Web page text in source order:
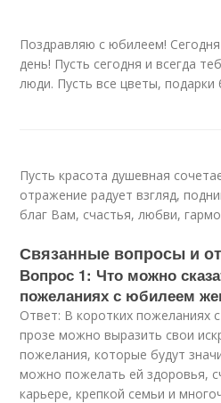
Поздравляю с юбилеем!
день! Пусть сегодня и всегда
люди. Пусть все цветы, подарки
Пусть красота душевная
отражение радует взгляд,
благ Вам, счастья, любви,
Связанные вопросы и
Вопрос 1: Что можно
пожеланиях с юбилеем
Ответ: В коротких пожеланиях
прозе можно выразить свои
пожелания, которые будут
можно пожелать ей здоровья,
карьере, крепкой семьи и